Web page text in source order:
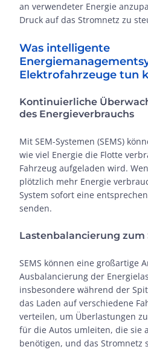
an verwendeter Energie
Druck auf das Stromnetz zu
Was intelligente
Elektrofahrzeuge tun
Kontinuierliche
des Energieverbrauchs
Mit SEM-Systemen (SEMS)
wie viel Energie die Flotte
Fahrzeug aufgeladen wird.
plötzlich mehr Energie
System sofort eine
senden.
Lastenbalancierung zum
SEMS können eine großartige
Ausbalancierung der
insbesondere während der
das Laden auf verschiedene
verteilen, um Überlastungen
für die Autos umleiten, die sie
benötigen, und das Stromnetz